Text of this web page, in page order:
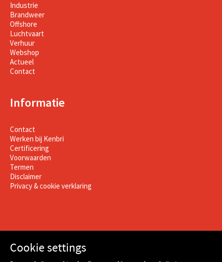
Industrie
Brandweer
Offshore
Luchtvaart
Verhuur
Webshop
Actueel
Contact
Informatie
Contact
Werken bij Kenbri
Certificering
Voorwaarden
Termen
Disclaimer
Privacy & cookie verklaring
Cookie settings